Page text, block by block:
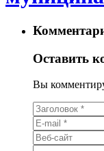
Оставить
Вы